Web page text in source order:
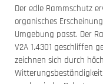
Der edle Rammschutz
organisches
Umgebung passt. Der
V2A 1.4301 geschliffen
zeichnen sich durch